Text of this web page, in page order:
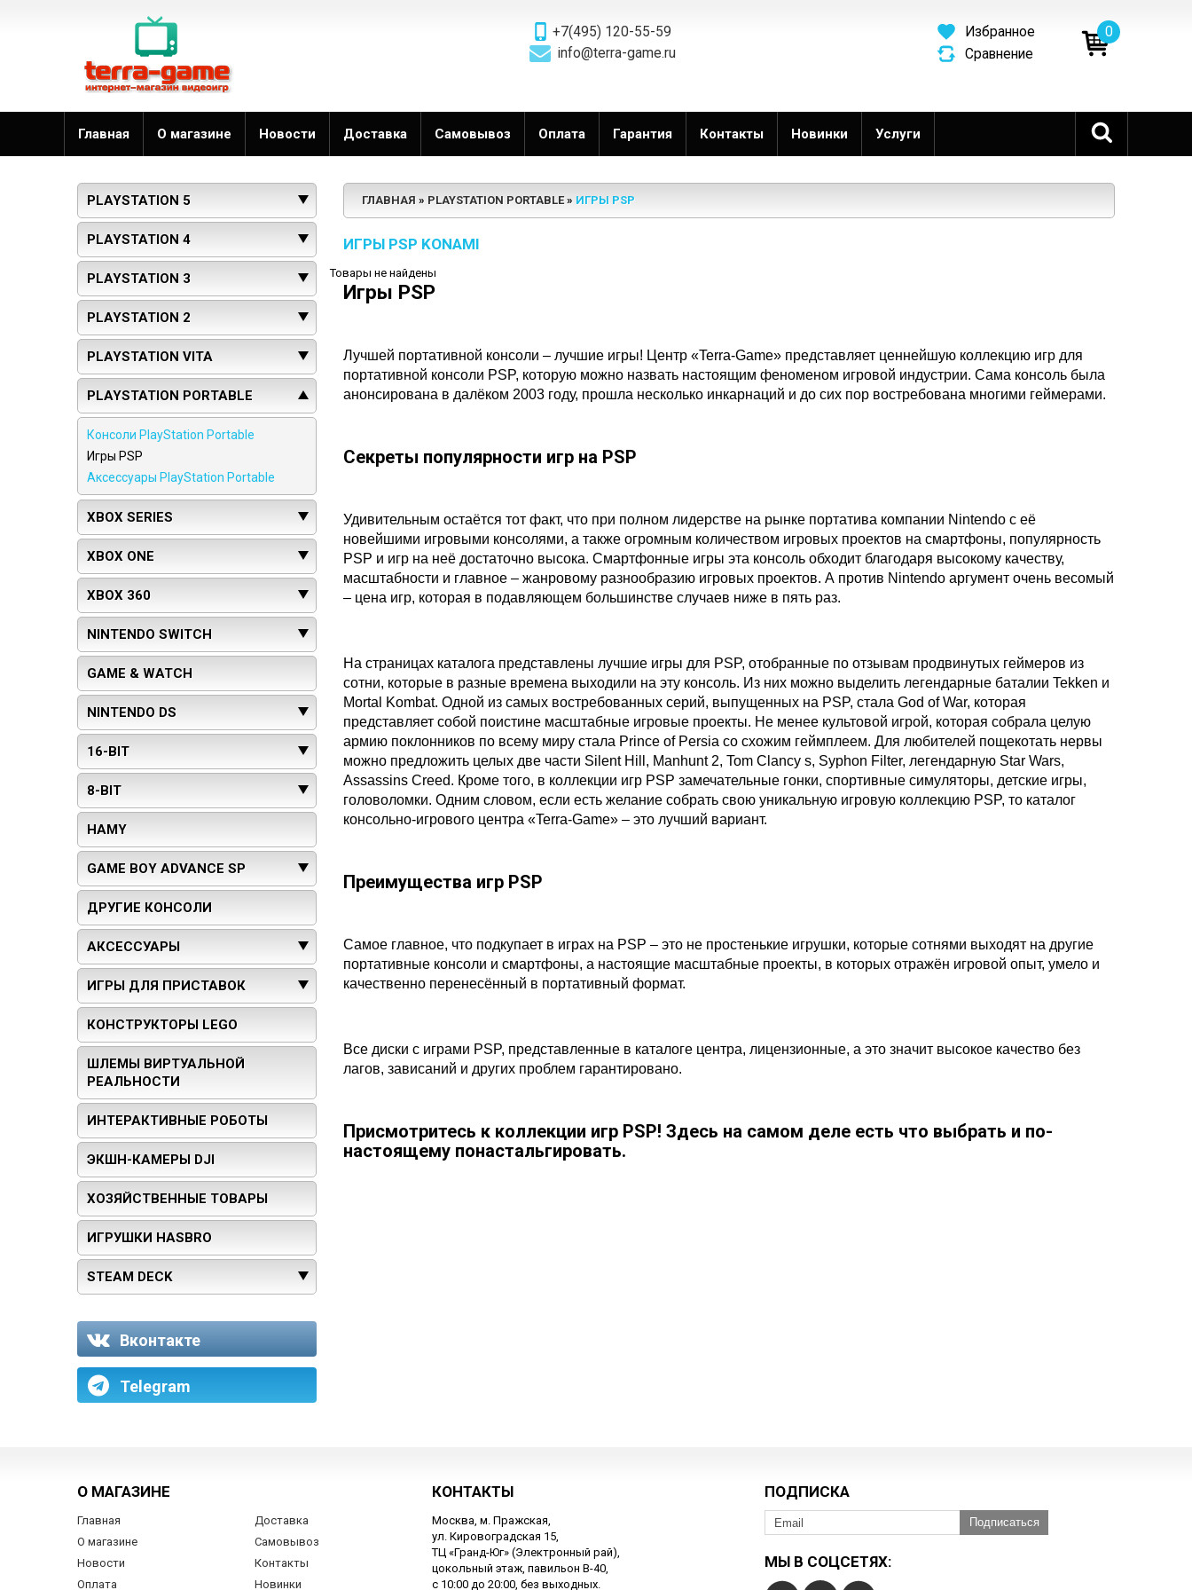
+7(495) 120-55-59
info@terra-game.ru
0
Избранное
Сравнение
Главная О магазине Новости Доставка Самовывоз Оплата Гарантия Контакты Новинки Услуги
PLAYSTATION 5
PLAYSTATION 4
PLAYSTATION 3
PLAYSTATION 2
PLAYSTATION VITA
PLAYSTATION PORTABLE
Консоли PlayStation Portable
Игры PSP
Аксессуары PlayStation Portable
XBOX SERIES
XBOX ONE
XBOX 360
NINTENDO SWITCH
GAME & WATCH
NINTENDO DS
16-BIT
8-BIT
HAMY
GAME BOY ADVANCE SP
ДРУГИЕ КОНСОЛИ
АКСЕССУАРЫ
ИГРЫ ДЛЯ ПРИСТАВОК
КОНСТРУКТОРЫ LEGO
ШЛЕМЫ ВИРТУАЛЬНОЙ
РЕАЛЬНОСТИ
ИНТЕРАКТИВНЫЕ РОБОТЫ
ЭКШН-КАМЕРЫ DJI
ХОЗЯЙСТВЕННЫЕ ТОВАРЫ
ИГРУШКИ HASBRO
STEAM DECK
Вконтакте
Telegram
ГЛАВНАЯ PLAYSTATION PORTABLE ИГРЫ PSP
ИГРЫ PSP KONAMI
Товары не найдены
Игры PSP
Лучшей портативной консоли – лучшие игры! Центр «Terra-Game» представляет ценнейшую коллекцию игр для
портативной консоли PSP, которую можно назвать настоящим феноменом игровой индустрии. Сама консоль была
анонсирована в далёком 2003 году, прошла несколько инкарнаций и до сих пор востребована многими геймерами.
Секреты популярности игр на PSP
Удивительным остаётся тот факт, что при полном лидерстве на рынке портатива компании Nintendo с её
новейшими игровыми консолями, а также огромным количеством игровых проектов на смартфоны, популярность
PSP и игр на неё достаточно высока. Смартфонные игры эта консоль обходит благодаря высокому качеству,
масштабности и главное – жанровому разнообразию игровых проектов. А против Nintendo аргумент очень весомый
– цена игр, которая в подавляющем большинстве случаев ниже в пять раз.
На страницах каталога представлены лучшие игры для PSP, отобранные по отзывам продвинутых геймеров из
сотни, которые в разные времена выходили на эту консоль. Из них можно выделить легендарные баталии Tekken и
Mortal Kombat. Одной из самых востребованных серий, выпущенных на PSP, стала God of War, которая
представляет собой поистине масштабные игровые проекты. Не менее культовой игрой, которая собрала целую
армию поклонников по всему миру стала Prince of Persia со схожим геймплеем. Для любителей пощекотать нервы
можно предложить целых две части Silent Hill, Manhunt 2, Tom Clancy s, Syphon Filter, легендарную Star Wars,
Assassins Creed. Кроме того, в коллекции игр PSP замечательные гонки, спортивные симуляторы, детские игры,
головоломки. Одним словом, если есть желание собрать свою уникальную игровую коллекцию PSP, то каталог
консольно-игрового центра «Terra-Game» – это лучший вариант.
Преимущества игр PSP
Самое главное, что подкупает в играх на PSP – это не простенькие игрушки, которые сотнями выходят на другие
портативные консоли и смартфоны, а настоящие масштабные проекты, в которых отражён игровой опыт, умело и
качественно перенесённый в портативный формат.
Все диски с играми PSP, представленные в каталоге центра, лицензионные, а это значит высокое качество без
лагов, зависаний и других проблем гарантировано.
Присмотритесь к коллекции игр PSP! Здесь на самом деле есть что выбрать и по-
настоящему понастальгировать.
О МАГАЗИНЕ
Главная
О магазине
Новости
Оплата
Доставка
Самовывоз
Контакты
Новинки
КОНТАКТЫ
Москва, м. Пражская,
ул. Кировоградская 15,
ТЦ «Гранд-Юг» (Электронный рай),
цокольный этаж, павильон В-40,
с 10:00 до 20:00, без выходных.
ПОДПИСКА
Подписаться
МЫ В СОЦСЕТЯХ: